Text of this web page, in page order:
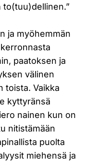
ja myöhemmän
paatoksen ja
välinen
toista. Vaikka
kyttyränsä
nainen kun on
nitistämään
puolta
miehensä ja